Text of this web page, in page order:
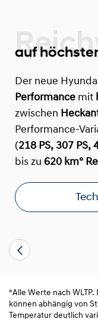
Reichweite
auf
Der neue
Performance mit
zwischen
Performance-
(218 PS, 307 PS,
bis zu 620 km°
°Alle Werte nach
können abhängig von
Temperatur deutlich